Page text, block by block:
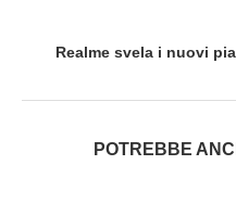
Realme svela i nuovi
POTREBBE